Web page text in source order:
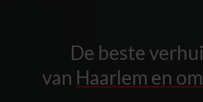
De beste
van Haarlem en